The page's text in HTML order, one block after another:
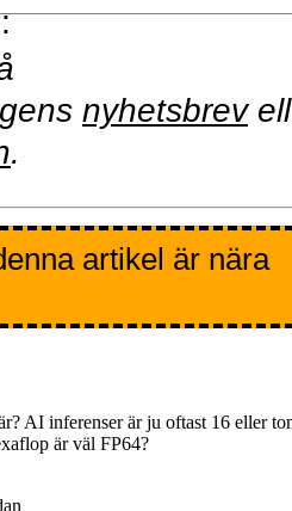
nyhetsbrev
.
artikel är nära